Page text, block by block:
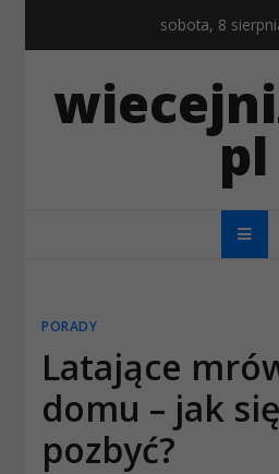
sobota, 8
pl
PORADY
Latające
domu – jak
pozbyć?